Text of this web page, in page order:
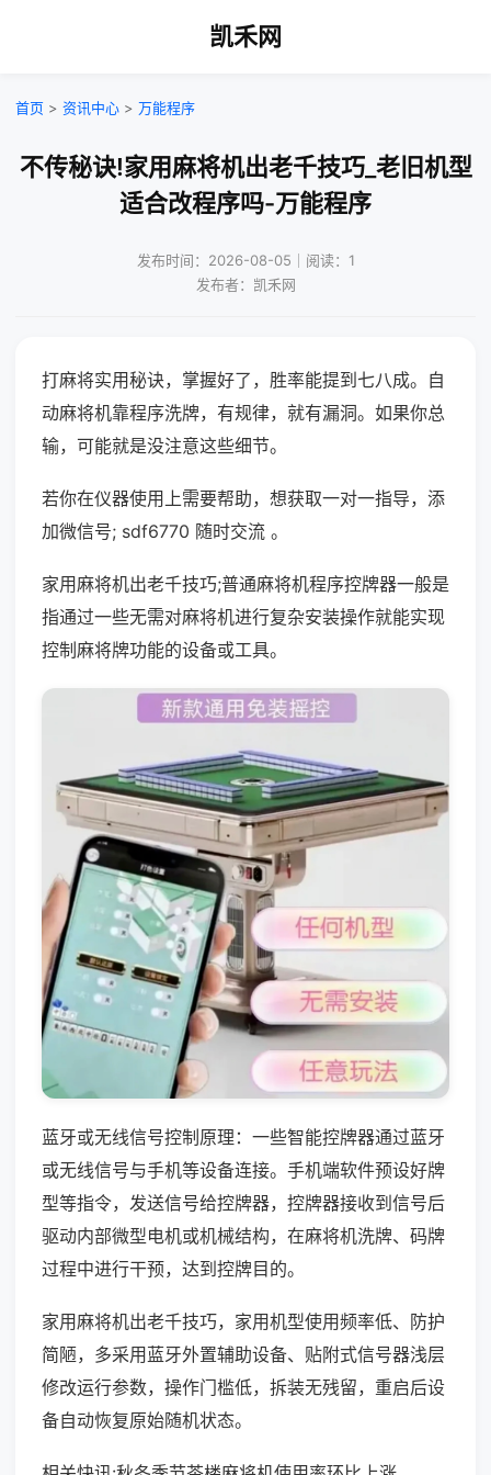
凯禾网
首页 > 资讯中心 > 万能程序
不传秘诀!家用麻将机出老千技巧_老旧机型
适合改程序吗-万能程序
发布时间：2026-08-05｜阅读：1
发布者：凯禾网
打麻将实用秘诀，掌握好了，胜率能提到七八成。自
动麻将机靠程序洗牌，有规律，就有漏洞。如果你总
输，可能就是没注意这些细节。
若你在仪器使用上需要帮助，想获取一对一指导，添
加微信号; sdf6770 随时交流 。
家用麻将机出老千技巧;普通麻将机程序控牌器一般是
指通过一些无需对麻将机进行复杂安装操作就能实现
控制麻将牌功能的设备或工具。
蓝牙或无线信号控制原理：一些智能控牌器通过蓝牙
或无线信号与手机等设备连接。手机端软件预设好牌
型等指令，发送信号给控牌器，控牌器接收到信号后
驱动内部微型电机或机械结构，在麻将机洗牌、码牌
过程中进行干预，达到控牌目的。
家用麻将机出老千技巧，家用机型使用频率低、防护
简陋，多采用蓝牙外置辅助设备、贴附式信号器浅层
修改运行参数，操作门槛低，拆装无残留，重启后设
备自动恢复原始随机状态。